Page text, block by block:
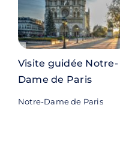
Visite guidée Notre-
Dame de Paris
Notre-Dame de Paris